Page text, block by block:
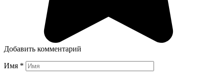
Добавить комментарий
Имя *